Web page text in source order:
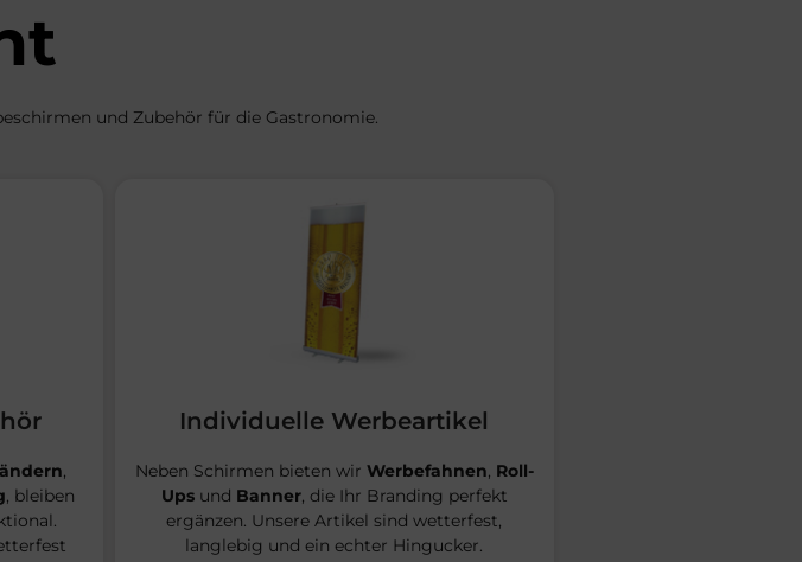
und Zubehör für die Gastronomie.
,
, bleiben
Individuelle Werbeartikel
Neben Schirmen bieten wir Werbefahnen, Roll-
Upsund Banner, die Ihr Branding perfekt
ergänzen. Unsere Artikel sind wetterfest,
langlebig und ein echter Hingucker.